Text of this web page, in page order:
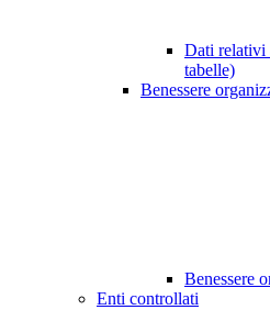
Dati relativi
tabelle)
Benessere
Benessere
Enti controllati